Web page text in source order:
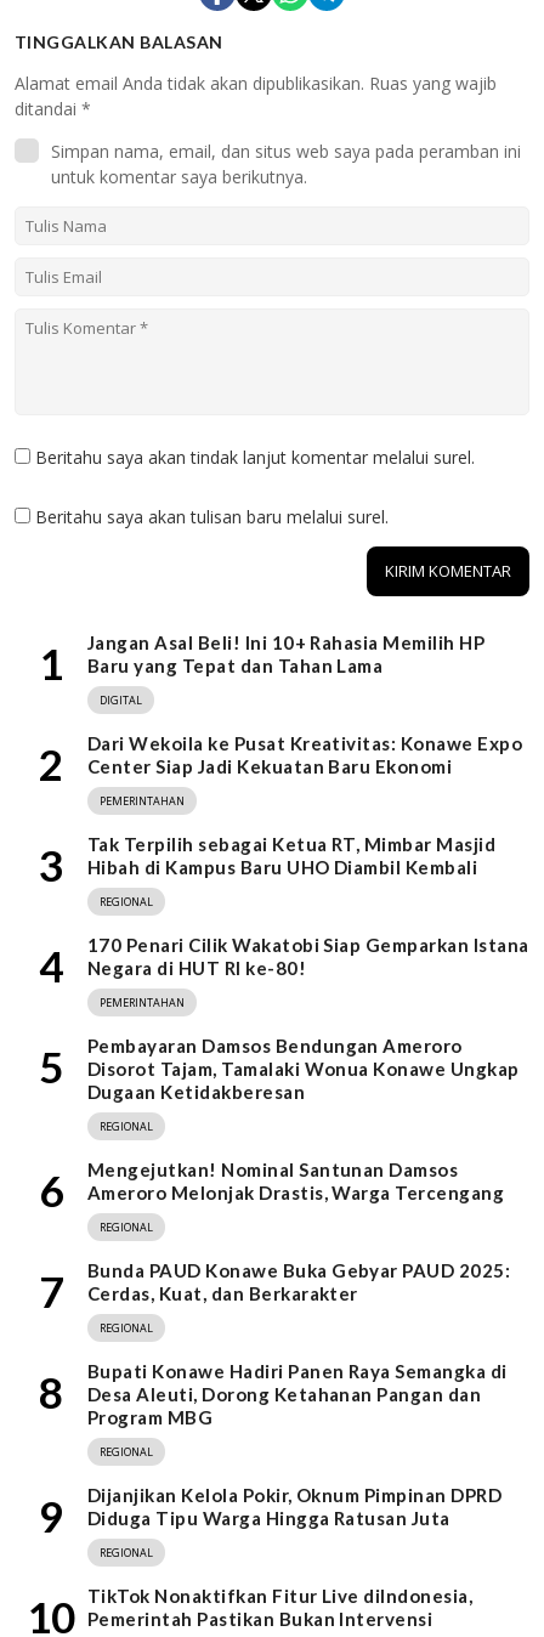
TINGGALKAN BALASAN
Alamat email Anda tidak akan dipublikasikan. Ruas yang wajib
ditandai *
Simpan nama, email, dan situs web saya pada peramban ini
untuk komentar saya berikutnya.
Beritahu saya akan tindak lanjut komentar melalui surel.
Beritahu saya akan tulisan baru melalui surel.
1
Jangan Asal Beli! Ini 10+ Rahasia Memilih HP
Baru yang Tepat dan Tahan Lama
DIGITAL
2
Dari Wekoila ke Pusat Kreativitas: Konawe Expo
Center Siap Jadi Kekuatan Baru Ekonomi
PEMERINTAHAN
3
Tak Terpilih sebagai Ketua RT, Mimbar Masjid
Hibah di Kampus Baru UHO Diambil Kembali
REGIONAL
4
170 Penari Cilik Wakatobi Siap Gemparkan Istana
Negara di HUT RI ke-80!
PEMERINTAHAN
5
Pembayaran Damsos Bendungan Ameroro
Disorot Tajam, Tamalaki Wonua Konawe Ungkap
Dugaan Ketidakberesan
REGIONAL
6
Mengejutkan! Nominal Santunan Damsos
Ameroro Melonjak Drastis, Warga Tercengang
REGIONAL
7
Bunda PAUD Konawe Buka Gebyar PAUD 2025:
Cerdas, Kuat, dan Berkarakter
REGIONAL
8
Bupati Konawe Hadiri Panen Raya Semangka di
Desa Aleuti, Dorong Ketahanan Pangan dan
Program MBG
REGIONAL
9
Dijanjikan Kelola Pokir, Oknum Pimpinan DPRD
Diduga Tipu Warga Hingga Ratusan Juta
REGIONAL
10
TikTok Nonaktifkan Fitur Live diIndonesia,
Pemerintah Pastikan Bukan Intervensi